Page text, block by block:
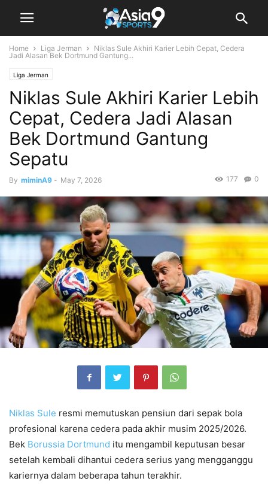
Home Liga Jerman
Niklas Sule Akhiri Karier Lebih Cepat, Cedera
Jadi Alasan Bek Dortmund Gantung...
Liga Jerman
Niklas Sule Akhiri Karier Lebih
Cepat, Cedera Jadi Alasan
Bek Dortmund Gantung
Sepatu
By miminA9 - May 7, 2026 0
177
Niklas Sule resmi memutuskan pensiun dari sepak bola
profesional karena cedera pada akhir musim 2025/2026.
Bek Borussia Dortmund itu mengambil keputusan besar
setelah kembali dihantui cedera serius yang mengganggu
kariernya dalam beberapa tahun terakhir.